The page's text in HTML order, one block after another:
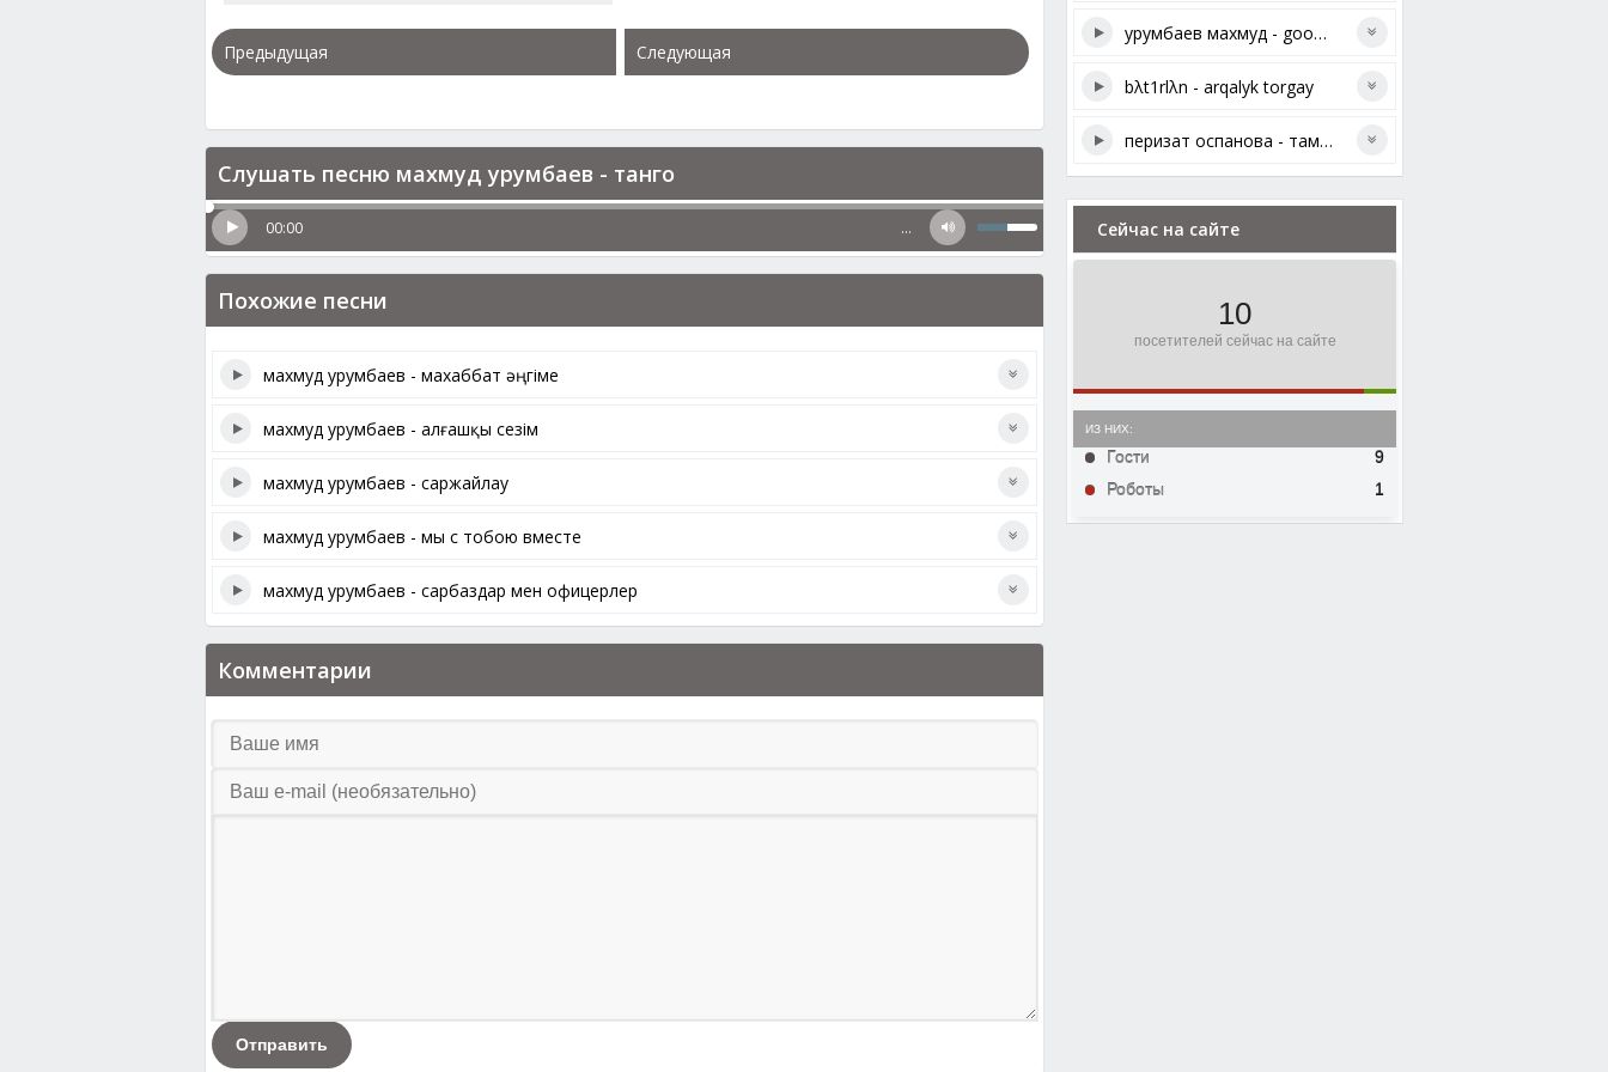
Предыдущая Следующая
Слушать песню махмуд урумбаев - танго
00:00 …
Похожие песни
махмуд урумбаев - махаббат әңгіме
махмуд урумбаев - алғашқы сезім
махмуд урумбаев - саржайлау
махмуд урумбаев - мы с тобою вместе
махмуд урумбаев - сарбаздар мен офицерлер
Комментарии
Отправить
урумбаев махмуд - good mood
bλt1rlλn - arqalyk torgay
перизат оспанова - тамабек менің ауылым
Сейчас на сайте
10
посетителей сейчас на сайте
ИЗ НИХ:
Гости
9
Роботы
1